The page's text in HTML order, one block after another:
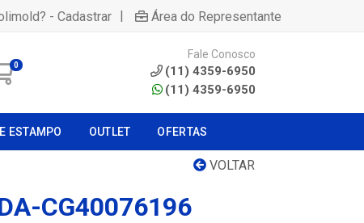
- Cadastrar | Área do Representante
0
Fale Conosco
(11) 4359-6950
(11) 4359-6950
ESTAMPO OUTLET OFERTAS
VOLTAR
CG40076196